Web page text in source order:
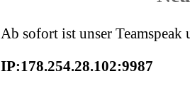
Ab sofort ist unser Teamspeak
IP:178.254.28.102:9987